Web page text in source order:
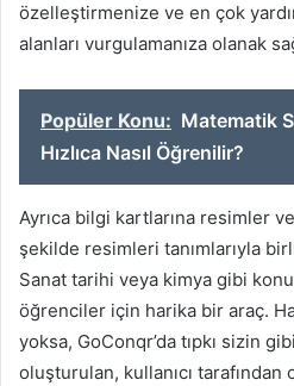
özelleştirmenize ve en çok
alanları vurgulamanıza olanak
Popüler Konu: Matematik
Hızlıca Nasıl Öğrenilir?
Ayrıca bilgi kartlarına resimler
şekilde resimleri tanımlarıyla
Sanat tarihi veya kimya gibi
öğrenciler için harika bir araç.
yoksa, GoConqr’da tıpkı sizin
oluşturulan, kullanıcı tarafından